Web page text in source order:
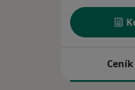
Ceník